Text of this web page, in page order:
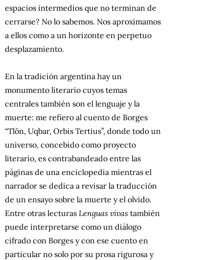
espacios intermedios que no terminan de
cerrarse? No lo sabemos. Nos aproximamos
a ellos como a un horizonte en perpetuo
desplazamiento.
En la tradición argentina hay un
monumento literario cuyos temas
centrales también son el lenguaje y la
muerte: me refiero al cuento de Borges
“Tlön, Uqbar, Orbis Tertius”, donde todo un
universo, concebido como proyecto
literario, es contrabandeado entre las
páginas de una enciclopedia mientras el
narrador se dedica a revisar la traducción
de un ensayo sobre la muerte y el olvido.
Entre otras lecturas Lenguas vivas también
puede interpretarse como un diálogo
cifrado con Borges y con ese cuento en
particular no solo por su prosa rigurosa y